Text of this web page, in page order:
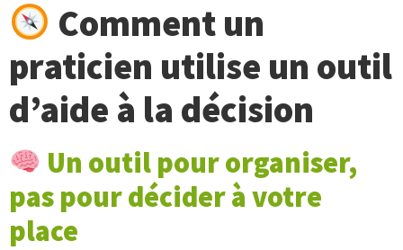
Comment un
praticien utilise un outil
d’aide à la décision
Un outil pour organiser,
pas pour décider à votre
place